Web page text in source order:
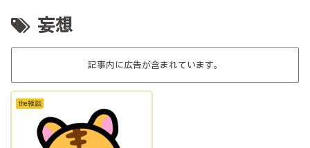
妄想
記事内に広告が含まれています。
the雑談